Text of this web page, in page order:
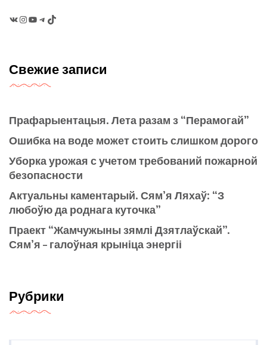
Instagram
YouTubeTelegram
TikTok
Свежие записи
Прафарыентацыя. Лета разам з “Перамогай”
Ошибка на воде может стоить слишком дорого
Уборка урожая с учетом требований пожарной
безопасности
Актуальны каментарый. Сям’я Ляхаў: “З
любоўю да роднага куточка”
Праект “Жамчужыны зямлі Дзятлаўскай”.
Сям’я – галоўная крыніца энергіі
Рубрики